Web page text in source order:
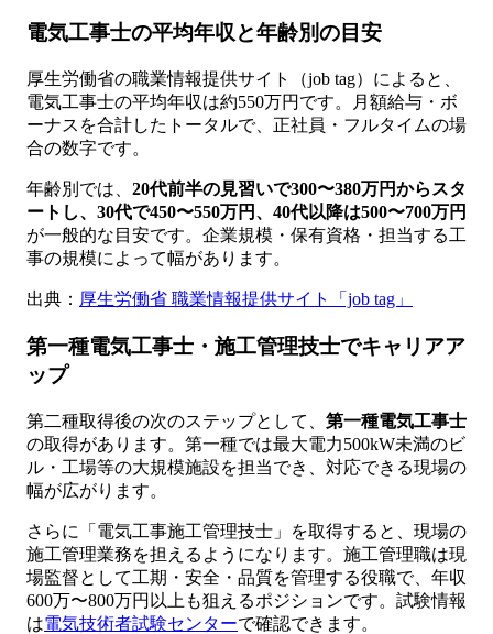
電気工事士の平均年収と年齢別の目安
厚生労働省の職業情報提供サイト（job tag）によると、
電気工事士の平均年収は約550万円です。月額給与・ボ
ーナスを合計したトータルで、正社員・フルタイムの場
合の数字です。
年齢別では、 20代前半の見習いで300〜380万円からスタ
ートし、30代で450〜550万円、40代以降は500〜700万円
が一般的な目安です。企業規模・保有資格・担当する工
事の規模によって幅があります。
出典： 厚生労働省 職業情報提供サイト「job tag」
第一種電気工事士・施工管理技士でキャリアア
ップ
第二種取得後の次のステップとして、 第一種電気工事士
の取得があります。第一種では最大電力500kW未満のビ
ル・工場等の大規模施設を担当でき、対応できる現場の
幅が広がります。
さらに「電気工事施工管理技士」を取得すると、現場の
施工管理業務を担えるようになります。施工管理職は現
場監督として工期・安全・品質を管理する役職で、年収
600万〜800万円以上も狙えるポジションです。試験情報
は電気技術者試験センターで確認できます。